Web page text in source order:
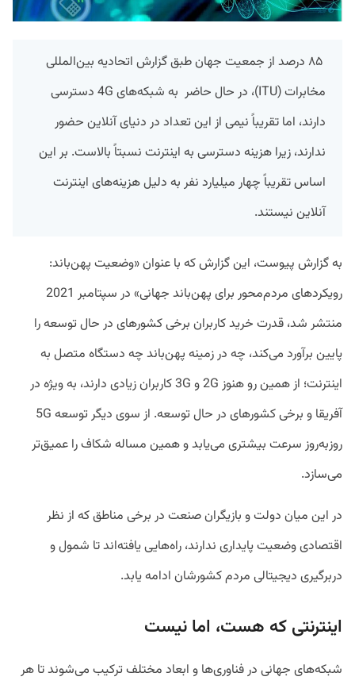
۸۵ درصد از جمعیت جهان طبق گزارش اتحادیه بین‌المللی
مخابرات (ITU)، در حال حاضر به شبکه‌های 4G دسترسی
دارند، اما تقریباً نیمی از این تعداد در دنیای آنلاین حضور
ندارند، زیرا هزینه دسترسی به اینترنت نسبتاً بالاست. بر این
اساس تقریباً چهار میلیارد نفر به دلیل هزینه‌های اینترنت
آنلاین نیستند.
به گزارش پیوست، این گزارش که با عنوان «وضعیت پهن‌باند:
رویکردهای مردم‌محور برای پهن‌باند جهانی» در سپتامبر 2021
منتشر شد، قدرت خرید کاربران برخی کشورهای در حال‌ توسعه را
پایین برآورد می‌کند، چه در زمینه پهن‌باند چه دستگاه متصل به
اینترنت؛ از همین رو هنوز 2G و 3G کاربران زیادی دارند، به‌ ویژه در
آفریقا و برخی کشورهای در حال‌ توسعه. از سوی دیگر توسعه 5G
روزبه‌روز سرعت بیشتری می‌یابد و همین مساله شکاف را عمیق‌تر
می‌سازد.
در این میان دولت و بازیگران صنعت در برخی مناطق که از نظر
اقتصادی وضعیت پایداری ندارند، راه‌هایی یافته‌اند تا شمول و
دربرگیری دیجیتالی مردم کشورشان ادامه یابد.
اینترنتی که هست، اما نیست
شبکه‌های جهانی در فناوری‌ها و ابعاد مختلف ترکیب می‌شوند تا هر